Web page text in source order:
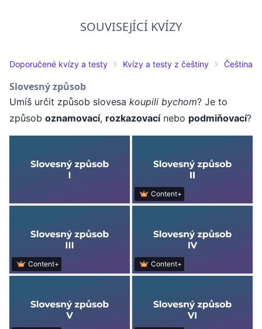
SOUVISEJÍCÍ KVÍZY
Doporučené kvízy a testy Kvízy a testy z češtiny Čeština
Slovesný způsob
Umíš určit způsob slovesa koupili bychom? Je to
způsob oznamovací, rozkazovacínebo podmiňovací?
Content+
Content+ Content+